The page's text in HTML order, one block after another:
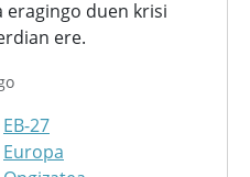
eragingo duen krisi
ere.
EB-27
Europa